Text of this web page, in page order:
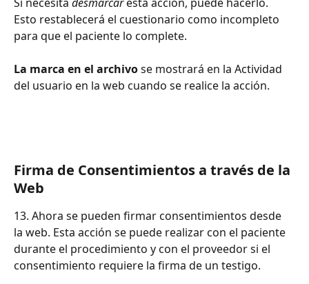
Esto restablecerá el cuestionario como incompleto
para que el paciente lo complete.
La marca en el archivo se mostrará en la Actividad
del usuario en la web cuando se realice la acción.
Firma de Consentimientos a través de la
Web
13. Ahora se pueden firmar consentimientos desde
la web. Esta acción se puede realizar con el paciente
durante el procedimiento y con el proveedor si el
consentimiento requiere la firma de un testigo.